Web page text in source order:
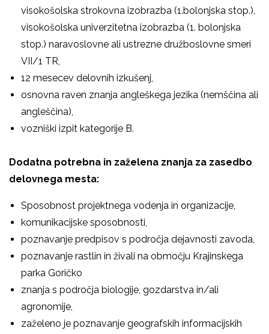
visokošolska strokovna izobrazba (1.bolonjska stop.),
visokošolska univerzitetna izobrazba (1. bolonjska
stop.) naravoslovne ali ustrezne družboslovne smeri
VII/1 TR,
12 mesecev delovnih izkušenj,
osnovna raven znanja angleškega jezika (nemščina ali
angleščina),
vozniški izpit kategorije B.
Dodatna potrebna in zaželena znanja za zasedbo
delovnega mesta:
Sposobnost projektnega vodenja in organizacije,
komunikacijske sposobnosti,
poznavanje predpisov s področja dejavnosti zavoda,
poznavanje rastlin in živali na območju Krajinskega
parka Goričko
znanja s področja biologije, gozdarstva in/ali
agronomije,
zaželeno je poznavanje geografskih informacijskih